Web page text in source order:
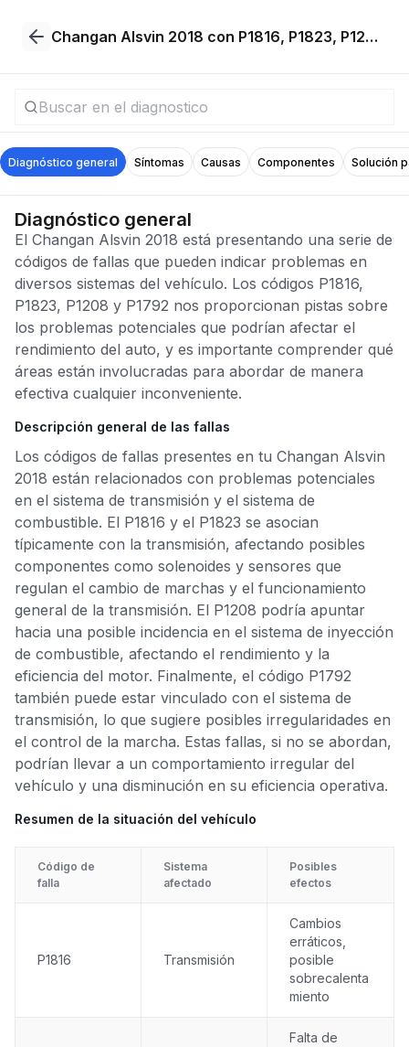
Changan Alsvin 2018 con P1816, P1823, P1208, P1792
Diagnóstico general Síntomas Causas Componentes Solución
Diagnóstico general
El Changan Alsvin 2018 está presentando una serie de
códigos de fallas que pueden indicar problemas en
diversos sistemas del vehículo. Los códigos P1816,
P1823, P1208 y P1792 nos proporcionan pistas sobre
los problemas potenciales que podrían afectar el
rendimiento del auto, y es importante comprender qué
áreas están involucradas para abordar de manera
efectiva cualquier inconveniente.
Descripción general de las fallas
Los códigos de fallas presentes en tu Changan Alsvin
2018 están relacionados con problemas potenciales
en el sistema de transmisión y el sistema de
combustible. El P1816 y el P1823 se asocian
típicamente con la transmisión, afectando posibles
componentes como solenoides y sensores que
regulan el cambio de marchas y el funcionamiento
general de la transmisión. El P1208 podría apuntar
hacia una posible incidencia en el sistema de inyección
de combustible, afectando el rendimiento y la
eficiencia del motor. Finalmente, el código P1792
también puede estar vinculado con el sistema de
transmisión, lo que sugiere posibles irregularidades en
el control de la marcha. Estas fallas, si no se abordan,
podrían llevar a un comportamiento irregular del
vehículo y una disminución en su eficiencia operativa.
Resumen de la situación del vehículo
Código de
falla
Sistema
afectado
Posibles
efectos
P1816 Transmisión
Cambios
erráticos,
posible
sobrecalenta
miento
Falta de